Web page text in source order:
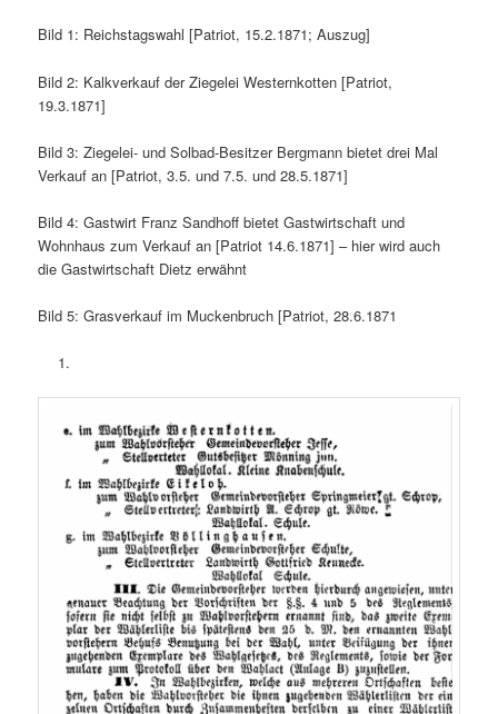
Bild 1: Reichstagswahl [Patriot, 15.2.1871; Auszug]
Bild 2: Kalkverkauf der Ziegelei Westernkotten [Patriot,
19.3.1871]
Bild 3: Ziegelei- und Solbad-Besitzer Bergmann bietet drei Mal
Verkauf an [Patriot, 3.5. und 7.5. und 28.5.1871]
Bild 4: Gastwirt Franz Sandhoff bietet Gastwirtschaft und
Wohnhaus zum Verkauf an [Patriot 14.6.1871] – hier wird auch
die Gastwirtschaft Dietz erwähnt
Bild 5: Grasverkauf im Muckenbruch [Patriot, 28.6.1871